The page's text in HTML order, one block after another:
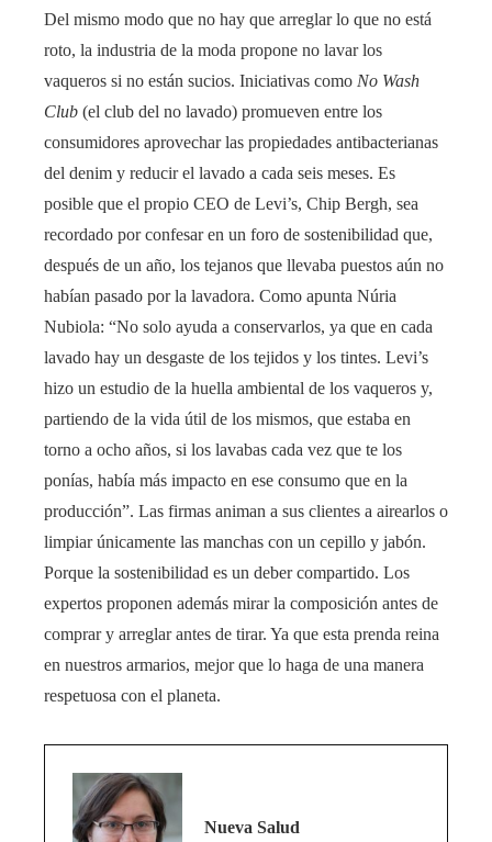
Del mismo modo que no hay que arreglar lo que no está
roto, la industria de la moda propone no lavar los
vaqueros si no están sucios. Iniciativas como No Wash
Club (el club del no lavado) promueven entre los
consumidores aprovechar las propiedades antibacterianas
del denim y reducir el lavado a cada seis meses. Es
posible que el propio CEO de Levi’s, Chip Bergh, sea
recordado por confesar en un foro de sostenibilidad que,
después de un año, los tejanos que llevaba puestos aún no
habían pasado por la lavadora. Como apunta Núria
Nubiola: “No solo ayuda a conservarlos, ya que en cada
lavado hay un desgaste de los tejidos y los tintes. Levi’s
hizo un estudio de la huella ambiental de los vaqueros y,
partiendo de la vida útil de los mismos, que estaba en
torno a ocho años, si los lavabas cada vez que te los
ponías, había más impacto en ese consumo que en la
producción”. Las firmas animan a sus clientes a airearlos o
limpiar únicamente las manchas con un cepillo y jabón.
Porque la sostenibilidad es un deber compartido. Los
expertos proponen además mirar la composición antes de
comprar y arreglar antes de tirar. Ya que esta prenda reina
en nuestros armarios, mejor que lo haga de una manera
respetuosa con el planeta.
Nueva Salud